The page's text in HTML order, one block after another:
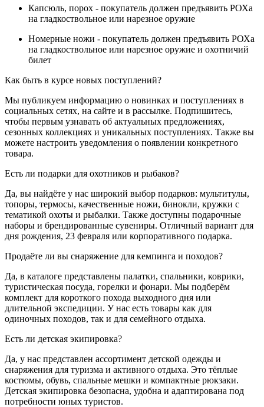
Капсюль, порох - покупатель должен предъявить РОХа
на гладкоствольное или нарезное оружие
Номерные ножи - покупатель должен предъявить РОХа
на гладкоствольное или нарезное оружие и охотничий
билет
Как быть в курсе новых поступлений?
Мы публикуем информацию о новинках и поступлениях в
социальных сетях, на сайте и в рассылке. Подпишитесь,
чтобы первым узнавать об актуальных предложениях,
сезонных коллекциях и уникальных поступлениях. Также вы
можете настроить уведомления о появлении конкретного
товара.
Есть ли подарки для охотников и рыбаков?
Да, вы найдёте у нас широкий выбор подарков: мультитулы,
топоры, термосы, качественные ножи, бинокли, кружки с
тематикой охоты и рыбалки. Также доступны подарочные
наборы и брендированные сувениры. Отличный вариант для
дня рождения, 23 февраля или корпоративного подарка.
Продаёте ли вы снаряжение для кемпинга и походов?
Да, в каталоге представлены палатки, спальники, коврики,
туристическая посуда, горелки и фонари. Мы подберём
комплект для короткого похода выходного дня или
длительной экспедиции. У нас есть товары как для
одиночных походов, так и для семейного отдыха.
Есть ли детская экипировка?
Да, у нас представлен ассортимент детской одежды и
снаряжения для туризма и активного отдыха. Это тёплые
костюмы, обувь, спальные мешки и компактные рюкзаки.
Детская экипировка безопасна, удобна и адаптирована под
потребности юных туристов.